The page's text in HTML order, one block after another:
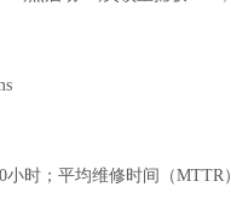
；平均维修时间（MTTR